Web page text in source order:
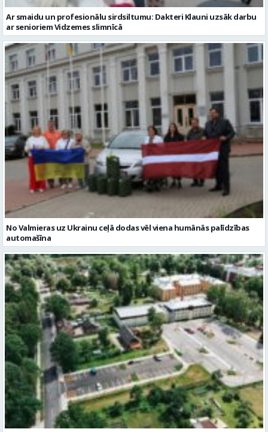
Ar smaidu un profesionālu sirdsiltumu: Dakteri Klauni uzsāk darbu
ar senioriem Vidzemes slimnīcā
No Valmieras uz Ukrainu ceļā dodas vēl viena humānās palīdzības
automašīna